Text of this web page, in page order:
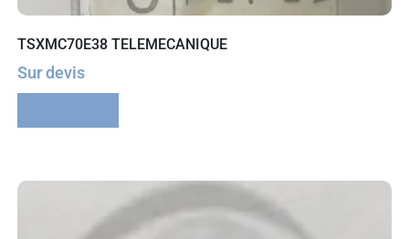
TSXMC70E38 TELEMECANIQUE
Sur devis